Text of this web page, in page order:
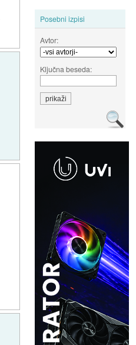
Posebni izpisi
Avtor:
Ključna beseda: